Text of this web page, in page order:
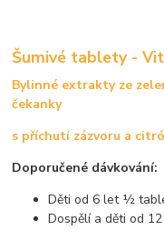
Šumivé tablety -
Bylinné extrakty ze
čekanky
s příchutí zázvoru a
Doporučené dávkování:
Děti od 6 let ½
Dospělí a děti od